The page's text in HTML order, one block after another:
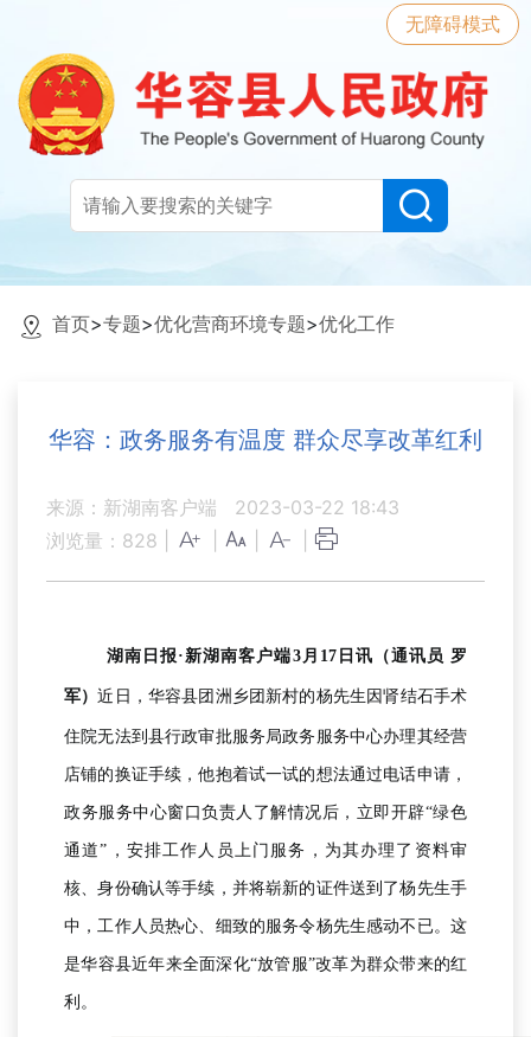
无障碍模式
首页>专题>优化营商环境专题>优化工作
华容：政务服务有温度 群众尽享改革红利
来源：新湖南客户端
2023-03-22 18:43
浏览量： 828
湖南日报·新湖南客户端3月17日讯 （通讯员 罗
军）近日，华容县团洲乡团新村的杨先生因肾结石手术
住院无法到县行政审批服务局政务服务中心办理其经营
店铺的换证手续，他抱着试一试的想法通过电话申请，
政务服务中心窗口负责人了解情况后，立即开辟“绿色
通道”，安排工作人员上门服务，为其办理了资料审
核、身份确认等手续，并将崭新的证件送到了杨先生手
中，工作人员热心、细致的服务令杨先生感动不已。这
是华容县近年来全面深化“放管服”改革为群众带来的红
利。